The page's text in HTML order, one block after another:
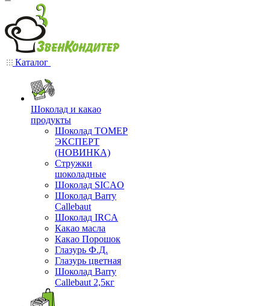
Каталог
Шоколад и какао
продукты
Шоколад ТОМЕР
ЭКСПЕРТ
(НОВИНКА)
Стружки
шоколадные
Шоколад SICAO
Шоколад Barry
Callebaut
Шоколад IRCA
Какао масла
Какао Порошок
Глазурь Ф.Д.
Глазурь цветная
Шоколад Barry
Callebaut 2,5кг